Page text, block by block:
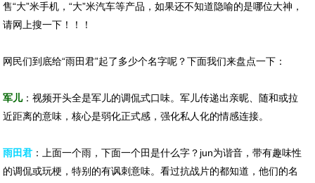
售“大”米手机，“大”米汽车等产品，如果还不知道隐喻的是哪位大神，
请网上搜一下！！！
网民们到底给“雨田君”起了多少个名字呢？下面我们来盘点一下：
军儿：视频开头全是军儿的调侃式口味。军儿传递出亲昵、随和或拉
近距离的意味，核心是弱化正式感，强化私人化的情感连接。
雨田君 ：上面一个雨，下面一个田是什么字？jun为谐音，带有趣味性
的调侃或玩梗，特别的有讽刺意味。看过抗战片的都知道，他们的名